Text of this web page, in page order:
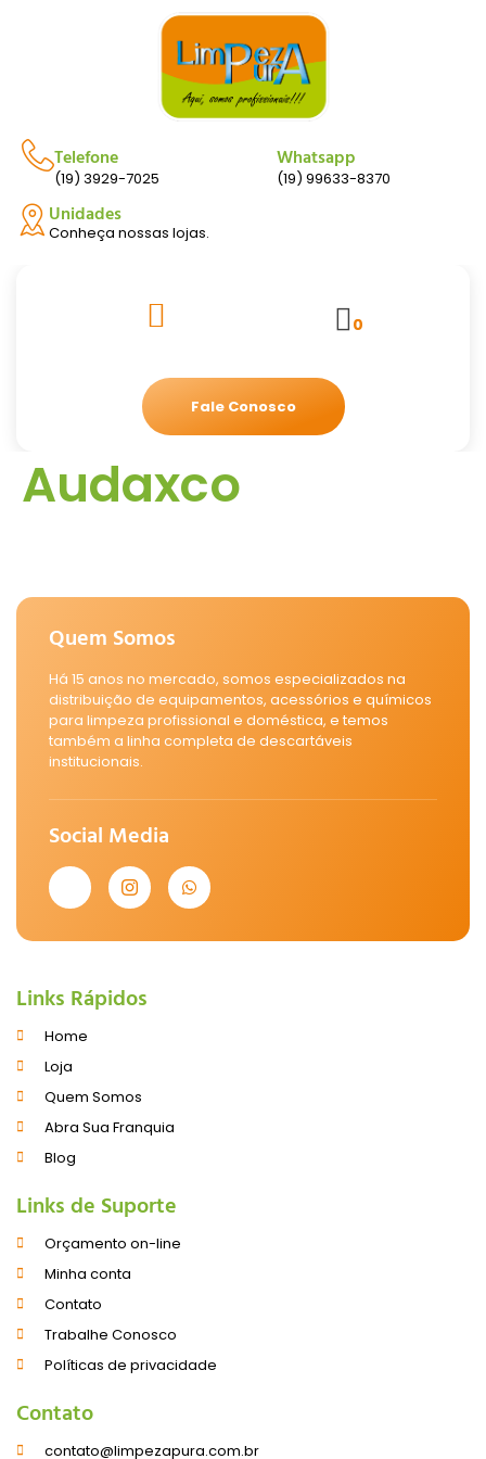
Telefone
(19) 3929-7025
Whatsapp
(19) 99633-8370
Unidades
Conheça nossas lojas.
0
Fale Conosco
Audaxco
Quem Somos
Há 15 anos no mercado, somos especializados na
distribuição de equipamentos, acessórios e químicos
para limpeza profissional e doméstica, e temos
também a linha completa de descartáveis
institucionais.
Social Media
Links Rápidos
Home
Loja
Quem Somos
Abra Sua Franquia
Blog
Links de Suporte
Orçamento on-line
Minha conta
Contato
Trabalhe Conosco
Políticas de privacidade
Contato
contato@limpezapura.com.br